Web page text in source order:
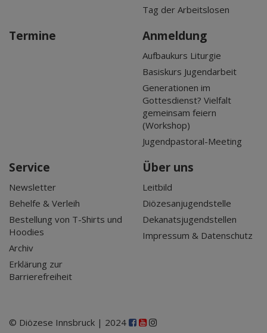
Tag der Arbeitslosen
Termine Anmeldung
Aufbaukurs Liturgie
Basiskurs Jugendarbeit
Generationen im
Gottesdienst? Vielfalt
gemeinsam feiern
(Workshop)
Jugendpastoral-Meeting
Service
Newsletter
Behelfe & Verleih
Bestellung von T-Shirts und
Hoodies
Archiv
Erklärung zur
Barrierefreiheit
Über uns
Leitbild
Diözesanjugendstelle
Dekanatsjugendstellen
Impressum & Datenschutz
© Diözese Innsbruck | 2024